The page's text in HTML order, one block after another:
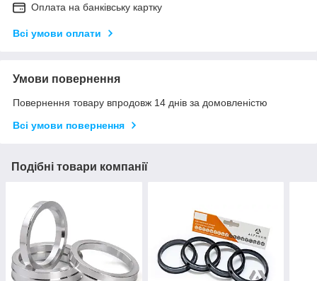
Оплата на банківську картку
Всі умови оплати
Умови повернення
Повернення товару впродовж 14 днів за домовленістю
Всі умови повернення
Подібні товари компанії